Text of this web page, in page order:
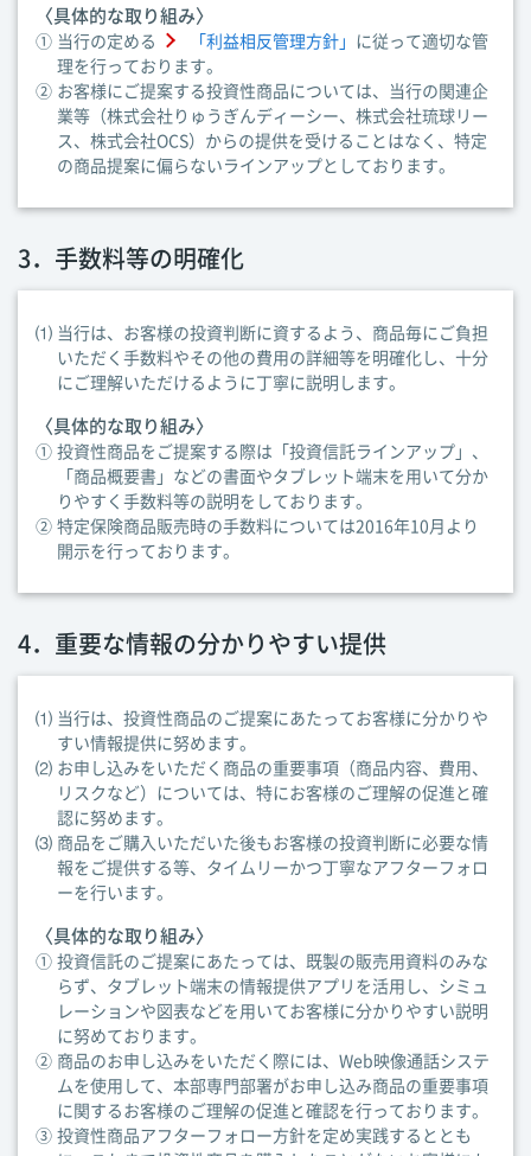
〈具体的な取り組み〉
① 当行の定める 「利益相反管理方針」 に従って適切な管
理を行っております。
② お客様にご提案する投資性商品については、当行の関連企
業等（株式会社りゅうぎんディーシー、株式会社琉球リー
ス、株式会社OCS）からの提供を受けることはなく、特定
の商品提案に偏らないラインアップとしております。
3．手数料等の明確化
⑴ 当行は、お客様の投資判断に資するよう、商品毎にご負担
いただく手数料やその他の費用の詳細等を明確化し、十分
にご理解いただけるように丁寧に説明します。
〈具体的な取り組み〉
① 投資性商品をご提案する際は「投資信託ラインアップ」、
「商品概要書」などの書面やタブレット端末を用いて分か
りやすく手数料等の説明をしております。
② 特定保険商品販売時の手数料については2016年10月より
開示を行っております。
4．重要な情報の分かりやすい提供
⑴ 当行は、投資性商品のご提案にあたってお客様に分かりや
すい情報提供に努めます。
⑵ お申し込みをいただく商品の重要事項（商品内容、費用、
リスクなど）については、特にお客様のご理解の促進と確
認に努めます。
⑶ 商品をご購入いただいた後もお客様の投資判断に必要な情
報をご提供する等、タイムリーかつ丁寧なアフターフォロ
ーを行います。
〈具体的な取り組み〉
① 投資信託のご提案にあたっては、既製の販売用資料のみな
らず、タブレット端末の情報提供アプリを活用し、シミュ
レーションや図表などを用いてお客様に分かりやすい説明
に努めております。
② 商品のお申し込みをいただく際には、Web映像通話システ
ムを使用して、本部専門部署がお申し込み商品の重要事項
に関するお客様のご理解の促進と確認を行っております。
③ 投資性商品アフターフォロー方針を定め実践するととも